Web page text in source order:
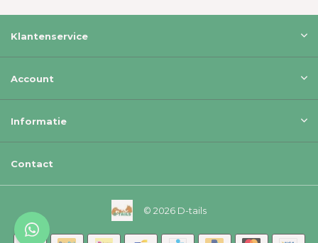
Klantenservice
Account
Informatie
Contact
© 2026 D-tails